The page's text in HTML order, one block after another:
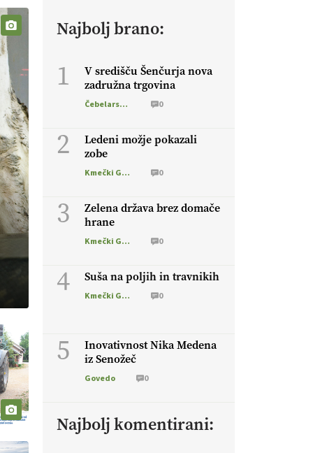
Najbolj brano:
1
V središču Šenčurja nova
zadružna trgovina
Čebelarstvo 0
2
Ledeni možje pokazali
zobe
Kmečki Glas 0
3
Zelena država brez domače
hrane
Kmečki Glas 0
4 Suša na poljih in travnikih
Kmečki Glas 0
5
Inovativnost Nika Medena
iz Senožeč
Govedo 0
Najbolj komentirani: